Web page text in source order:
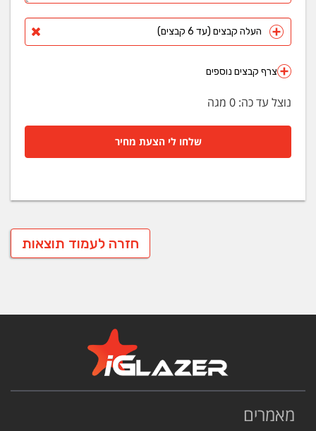
העלה קבצים (עד 6 קבצים)
צרף קבצים נוספים
נוצל עד כה: 0 מגה
שלחו לי הצעת מחיר
חזרה לעמוד תוצאות
מאמרים